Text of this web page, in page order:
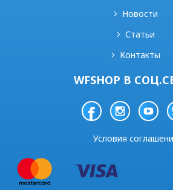
Новости
Статьи
Контакты
WFSHOP В
Условия